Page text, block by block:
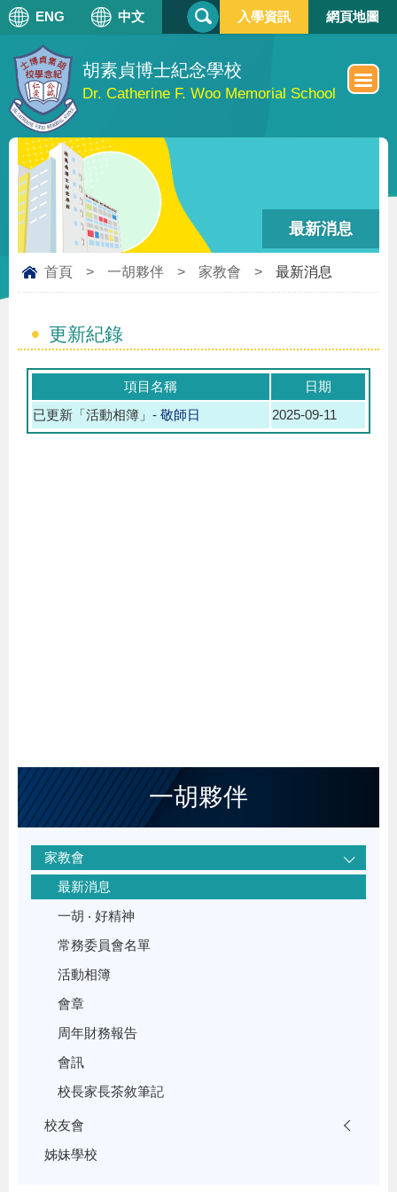
胡素貞博士紀念學校
Dr. Catherine F. Woo Memorial School
ENG 中文 搜
尋
單
入學資訊 網頁地圖
最新消息
首頁 > 一胡夥伴 > 家教會 > 最新消息
更新紀錄
項目名稱
日期
已更新「活動相簿」- 敬師日 2025-09-11
一胡夥伴
家教會
最新消息
一胡 ‧ 好精神
常務委員會名單
活動相簿
會章
周年財務報告
會訊
校長家長茶敘筆記
校友會
姊妹學校